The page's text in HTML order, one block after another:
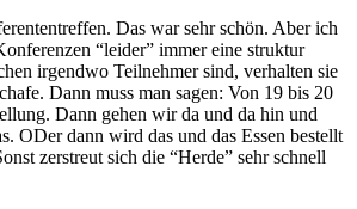
Das war sehr schön. Aber ich
“leider” immer eine struktur
irgendwo Teilnehmer sind, verhalten sie
Dann muss man sagen: Von 19 bis 20
Dann gehen wir da und da hin und
ODer dann wird das und das Essen bestellt
zerstreut sich die “Herde” sehr schnell